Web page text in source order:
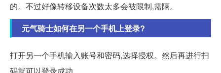
的。不过好像转移设备次数太多会被限制,需隔。
元气骑士如何在另一个手机上登录?
打开另一个手机输入账号和密码,选择授权。然后再进行扫